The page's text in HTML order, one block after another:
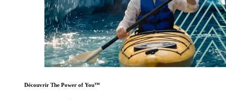
Découvrir The Power of You™️